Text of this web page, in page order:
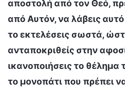
αποστολή από τον Θεό,
από Αυτόν, να λάβεις
το εκτελέσεις σωστά,
ανταποκριθείς στην
ικανοποιήσεις το θέλημα
το μονοπάτι που πρέπει